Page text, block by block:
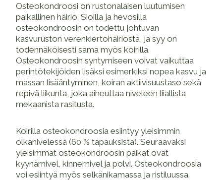
Osteokondroosi on rustonalaisen luutumisen
paikallinen häiriö. Sioilla ja hevosilla
osteokondroosin on todettu johtuvan
kasvuruston verenkiertohäiriöstä, ja syy on
todennäköisesti sama myös koirilla.
Osteokondroosin syntymiseen voivat vaikuttaa
perintötekijöiden lisäksi esimerkiksi nopea kasvu ja
massan lisääntyminen, koiran aktiivisuustaso sekä
repivä liikunta, joka aiheuttaa niveleen liiallista
mekaanista rasitusta.
Koirilla osteokondroosia esiintyy yleisimmin
olkanivelessä (60 % tapauksista). Seuraavaksi
yleisimmät osteokondroosin paikat ovat
kyynärnivel, kinnernivel ja polvi. Osteokondroosia
voi esiintyä myös selkänikamassa ja ristiluussa.